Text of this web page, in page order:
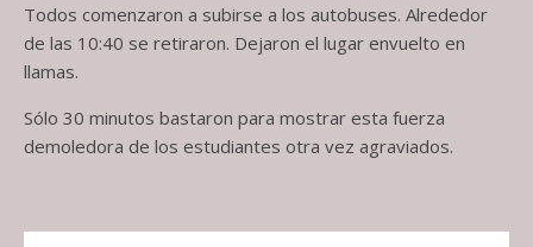
Todos comenzaron a subirse a los autobuses. Alrededor
de las 10:40 se retiraron. Dejaron el lugar envuelto en
llamas.
Sólo 30 minutos bastaron para mostrar esta fuerza
demoledora de los estudiantes otra vez agraviados.